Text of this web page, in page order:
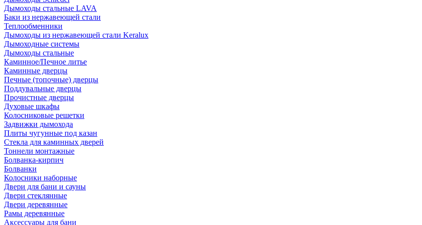
Дымоходы стальные LAVA
Баки из нержавеющей стали
Теплообменники
Дымоходы из нержавеющей стали Keralux
Дымоходные системы
Дымоходы стальные
Каминное/Печное литье
Каминные дверцы
Печные (топочные) дверцы
Поддувальные дверцы
Прочистные дверцы
Духовые шкафы
Колосниковые решетки
Задвижки дымохода
Плиты чугунные под казан
Стекла для каминных дверей
Тоннели монтажные
Болванка-кирпич
Болванки
Колосники наборные
Двери для бани и сауны
Двери стеклянные
Двери деревянные
Рамы деревянные
Аксессуары для бани